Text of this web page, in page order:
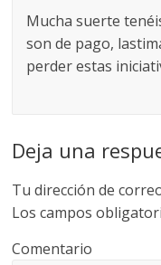
Mucha suerte
son de pago,
perder estas
Deja una
Tu dirección de
Los campos
Comentario